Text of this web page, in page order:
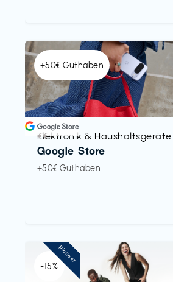
+50€ Guthaben
Elektronik & Haushaltsgeräte
Google Store
+50€ Guthaben
€€‎
-15%
Pioneer